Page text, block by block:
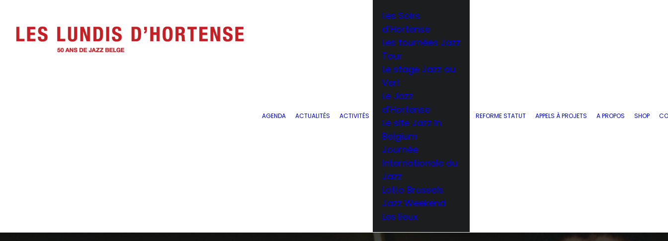
AGENDA ACTUALITÉS ACTIVITÉS
Les Soirs
d’Hortense
Les tournées Jazz
Tour
Le stage Jazz au
Vert
Le Jazz
d’Hortense
Le site Jazz in
Belgium
Journée
Internationale du
Jazz
Lotto Brussels
Jazz Weekend
Les lieux
REFORME STATUT APPELS À PROJETS A PROPOS SHOP